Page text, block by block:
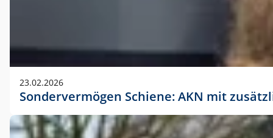
23.02.2026
Sondervermögen Schiene: AKN mit